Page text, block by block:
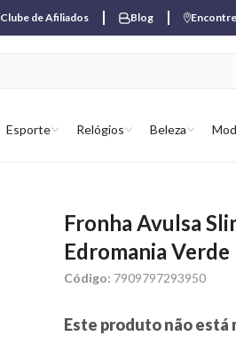
Clube de Afiliados Blog
Esporte Relógios Beleza
Fronha Avulsa
Edromania Verde
Código: 7909797293950
Este produto não está